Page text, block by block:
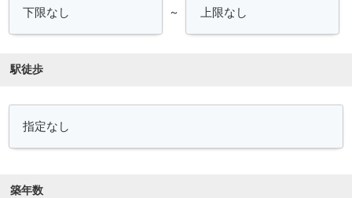
～
駅徒歩
築年数